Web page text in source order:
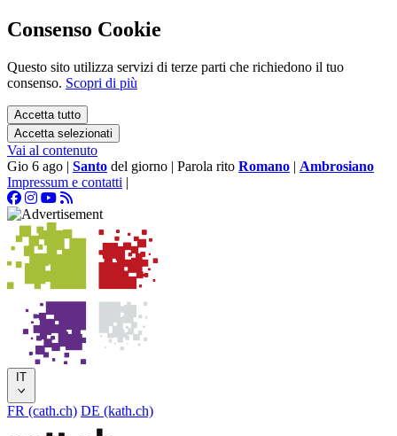
Consenso Cookie
Questo sito utilizza servizi di terze parti che richiedono il tuo
consenso. Scopri di più
Accetta tutto
Accetta selezionati
Vai al contenuto
Gio 6 ago | Santo del giorno | Parola rito Romano | Ambrosiano
Impressum e contatti |
IT
FR (cath.ch) DE (kath.ch)